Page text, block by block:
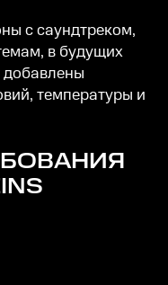
с саундтреком,
в будущих
добавлены
температуры и